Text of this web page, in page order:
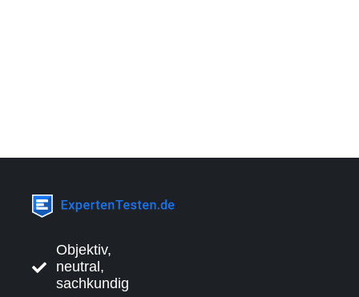
Objektiv,
neutral,
sachkundig